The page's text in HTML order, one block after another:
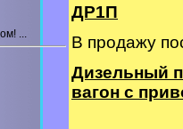
...
ДР1П
В продажу
Дизельный
вагон с